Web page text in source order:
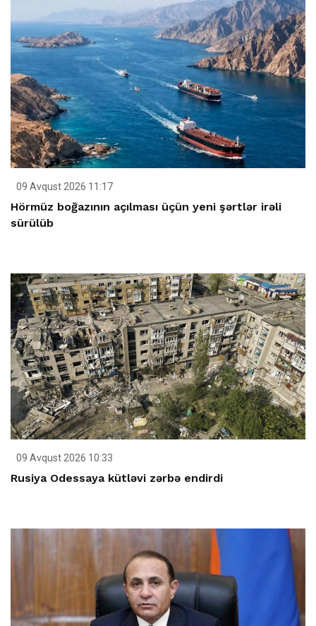
09 Avqust 2026 11:17
Hörmüz boğazının açılması üçün yeni şərtlər irəli
sürülüb
09 Avqust 2026 10:33
Rusiya Odessaya kütləvi zərbə endirdi